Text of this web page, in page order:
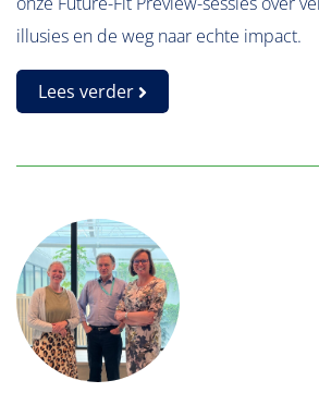
illusies en de weg naar echte impact.
Lees verder